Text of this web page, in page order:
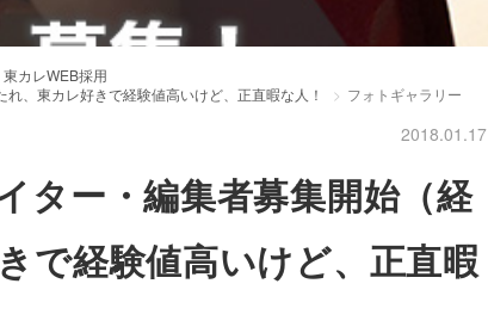
東カレWEB採用
、東カレ好きで経験値高いけど、正直暇な人！
フォトギャラリー
2018.01.17
ター・編集者募集開始（経
で経験値高いけど、正直暇